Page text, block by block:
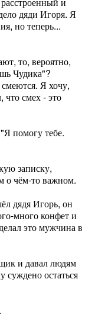
дяди Игоря. Я
но теперь...
то, вероятно,
Чудика"?
Я хочу,
смех - это
помогу тебе.
записку,
о чём-то важном.
дядя Игорь, он
много конфет и
это мужчина в
и давал людям
суждено остаться